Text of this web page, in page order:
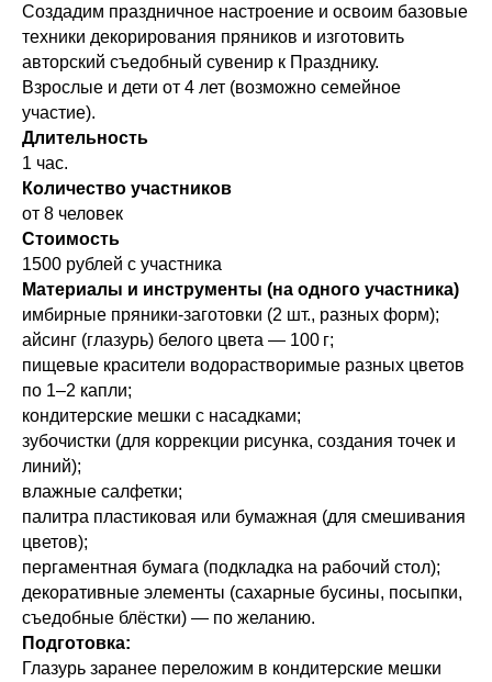
Создадим праздничное настроение и освоим базовые
техники декорирования пряников и изготовить
авторский съедобный сувенир к Празднику.
Взрослые и дети от 4 лет (возможно семейное
участие).
Длительность
1 час.
Количество участников
от 8 человек
Стоимость
1500 рублей с участника
Материалы и инструменты (на одного участника)
имбирные пряники‑заготовки (2 шт., разных форм);
айсинг (глазурь) белого цвета — 100 г;
пищевые красители водорастворимые разных цветов
по 1–2 капли;
кондитерские мешки с насадками;
зубочистки (для коррекции рисунка, создания точек и
линий);
влажные салфетки;
палитра пластиковая или бумажная (для смешивания
цветов);
пергаментная бумага (подкладка на рабочий стол);
декоративные элементы (сахарные бусины, посыпки,
съедобные блёстки) — по желанию.
Подготовка:
Глазурь заранее переложим в кондитерские мешки